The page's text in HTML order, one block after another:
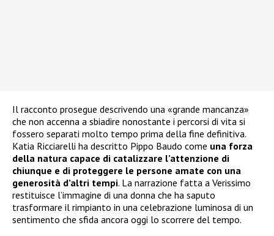
Il racconto prosegue descrivendo una «grande mancanza»
che non accenna a sbiadire nonostante i percorsi di vita si
fossero separati molto tempo prima della fine definitiva.
Katia Ricciarelli ha descritto Pippo Baudo come una forza
della natura capace di catalizzare l’attenzione di
chiunque e di proteggere le persone amate con una
generosità d’altri tempi. La narrazione fatta a Verissimo
restituisce l’immagine di una donna che ha saputo
trasformare il rimpianto in una celebrazione luminosa di un
sentimento che sfida ancora oggi lo scorrere del tempo.